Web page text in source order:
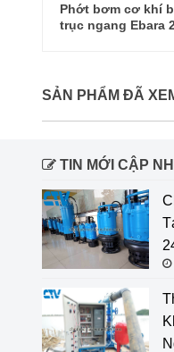
Phớt máy bơm
phớt bơm M7N-
SẢN PHẨM ĐÃ
TIN MỚI CẬP